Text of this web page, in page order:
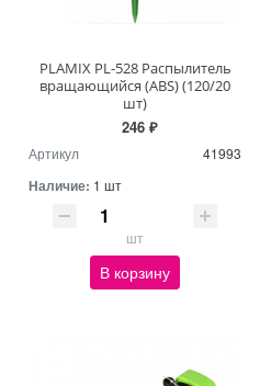
PLAMIX PL-528 Распылитель
вращающийся (ABS) (120/20
шт)
246 ₽
Артикул 41993
Наличие: 1 шт
шт
В корзину